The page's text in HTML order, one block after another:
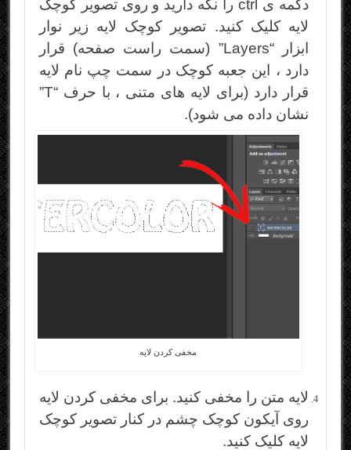
دکمه ی ctrl را نگه دارید و روی تصویر کوچک
لایه کلیک کنید. تصویر کوچک لایه زیر نوار
ابزار “Layers” (سمت راست صفحه) قرار
دارد ، این جعبه کوچک در سمت چپ نام لایه
قرار دارد (برای لایه های متنی ، با حرف “T”
نشان داده می شود).
مخفی کردن لایه
لایه متن را مخفی کنید. برای مخفی کردن لایه
روی آیکون کوچک چشم در کنار تصویر کوچک
لایه کلیک کنید.